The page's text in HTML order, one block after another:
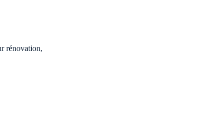
rénovation,